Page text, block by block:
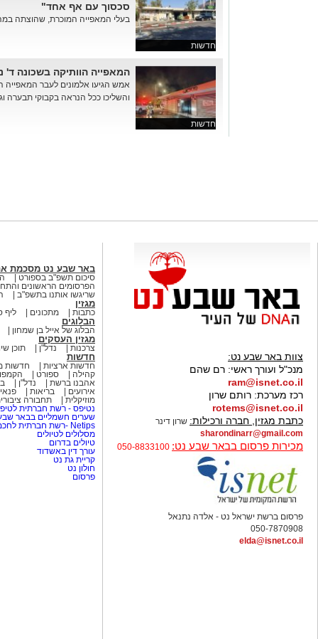
חדשות
סכסוך עם אף אחד"
בעלי המאפייה המוכרת, שהוצתה
חדשות
המאפייה הוותיקה בשכונה ד'
אמש הגיעו אלמונים לעבר המאפייה
והשליכו ככל הנראה בקבוקי תבערה
צוות באר שבע נט:
מנכ"ל ועורך ראשי: רם שהם
ram@isnet.co.il
רכז מערכת: רותם שרון
rotems@isnet.co.il
כתבת מגזין, חברה ורכילות: שרון דינר
sharondinarr@gmail.com
מכירות פרסום בבאר שבע נט: 050-8833100
פרסום ברשת ישראל נט - אלדה נתנאל
050-7870908
elda@isnet.co.il
באר שבע נט מסכמת
סיכום תשפ"ב בספורט
הפרסומים הראשונים
שריגשו אותנו בתשפ"ב
מגזין
כתבות מתכונים ליף
הבלוגים
הבלוג של אייל בן שמחון
מגזין העסקים
צרכנות נדל"ן תוכן
חדשות
חדשות ארציות
חדשות
קהילה
ספורט
אהבנו ברשת
נדל"ן
אירועים
בריאות
מוזיקלית
תחבורה
נטיפס - רשת חברתית
שערים חשמליים בבאר
Netips -רשת חברתית לחכמת ההמונים
מסלולים לטיולים
טיולים בדרום
עורך דין באשדוד
קריית גת נט
חולון נט
פרסום